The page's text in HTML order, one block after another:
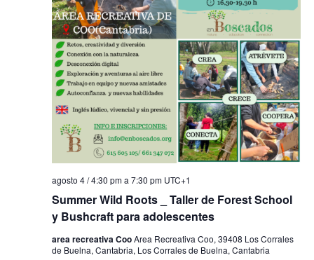
Summer Wild Roots _ Taller de Forest School
y Bushcraft para adolescentes
agosto 4 / 4:30 pma 7:30 pm UTC+1
area recreativa CooArea Recreativa Coo, 39408 Los Corrales
de Buelna, Cantabria, Los Corrales de Buelna, Cantabria